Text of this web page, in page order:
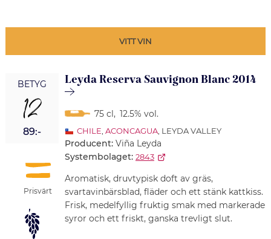
VITT VIN
BETYG
12
89:-
Prisvärt
Leyda Reserva Sauvignon Blanc 2014
75 cl, 12.5% vol.
CHILE ACONCAGUA, LEYDA VALLEY
Producent: Viña Leyda
Systembolaget: 2843
Aromatisk, druvtypisk doft av gräs,
svartavinbärsblad, fläder och ett stänk kattkiss.
Frisk, medelfyllig fruktig smak med markerade
syror och ett friskt, ganska trevligt slut.